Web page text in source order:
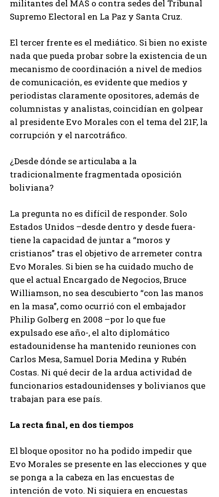
militantes del MAS o contra sedes del Tribunal
Supremo Electoral en La Paz y Santa Cruz.
El tercer frente es el mediático. Si bien no existe
nada que pueda probar sobre la existencia de un
mecanismo de coordinación a nivel de medios
de comunicación, es evidente que medios y
periodistas claramente opositores, además de
columnistas y analistas, coincidían en golpear
al presidente Evo Morales con el tema del 21F, la
corrupción y el narcotráfico.
¿Desde dónde se articulaba a la
tradicionalmente fragmentada oposición
boliviana?
La pregunta no es difícil de responder. Solo
Estados Unidos –desde dentro y desde fuera-
tiene la capacidad de juntar a “moros y
cristianos” tras el objetivo de arremeter contra
Evo Morales. Si bien se ha cuidado mucho de
que el actual Encargado de Negocios, Bruce
Williamson, no sea descubierto “con las manos
en la masa”, como ocurrió con el embajador
Philip Golberg en 2008 –por lo que fue
expulsado ese año-, el alto diplomático
estadounidense ha mantenido reuniones con
Carlos Mesa, Samuel Doria Medina y Rubén
Costas. Ni qué decir de la ardua actividad de
funcionarios estadounidenses y bolivianos que
trabajan para ese país.
La recta final, en dos tiempos
El bloque opositor no ha podido impedir que
Evo Morales se presente en las elecciones y que
se ponga a la cabeza en las encuestas de
intención de voto. Ni siquiera en encuestas